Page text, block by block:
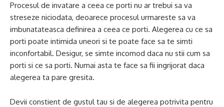
Procesul de invatare a ceea ce porti nu ar trebui sa va
streseze niciodata, deoarece procesul urmareste sa va
imbunatateasca definirea a ceea ce porti. Alegerea cu ce sa
porti poate intimida uneori si te poate face sa te simti
inconfortabil. Desigur, se simte incomod daca nu stii cum sa
porti si ce sa porti. Numai asta te face sa fii ingrijorat daca
alegerea ta pare gresita.
Devii constient de gustul tau si de alegerea potrivita pentru